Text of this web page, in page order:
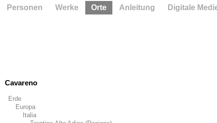
Cavareno
Erde
Europa
Italia
Personen Werke Orte Anleitung Digitale